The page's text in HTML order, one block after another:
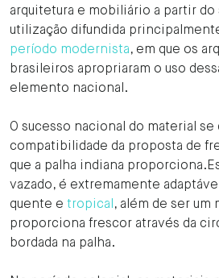
arquitetura e mobiliário a partir do
utilização difundida
período modernista, em que os
brasileiros apropriaram o uso
elemento nacional.
O sucesso nacional do material se
compatibilidade da proposta de
que a palha indiana
vazado, é extremamente
quente e tropical, além de ser um
proporciona frescor através da
bordada na palha.